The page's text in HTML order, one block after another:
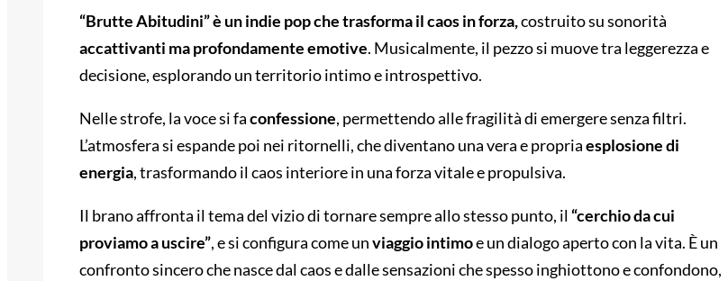
“Brutte Abitudini” è un indie pop che trasforma il caos in forza,costruito su sonorità
accattivanti ma profondamente emotive. Musicalmente, il pezzo si muove tra leggerezza e
decisione, esplorando un territorio intimo e introspettivo.
Nelle strofe, la voce si faconfessione, permettendo alle fragilità di emergere senza filtri.
L’atmosfera si espande poi nei ritornelli, che diventano una vera e propriaesplosione di
energia, trasformando il caos interiore in una forza vitale e propulsiva.
Il brano affronta il tema del vizio di tornare sempre allo stesso punto, il “cerchio da cui
proviamo a uscire”, e si configura come unviaggio intimoe un dialogo aperto con la vita. È un
confronto sincero che nasce dal caos e dalle sensazioni che spesso inghiottono e confondono,